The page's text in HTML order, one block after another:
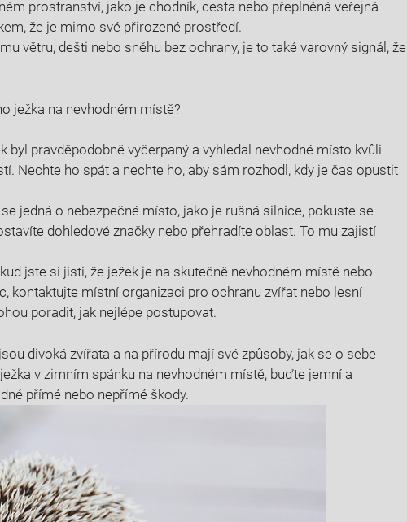
prostranství, jako je chodník, cesta nebo přeplněná veřejná
že je mimo své přirozené prostředí.
větru, dešti nebo sněhu bez ochrany, je to také varovný signál, že
ježka na nevhodném místě?
byl pravděpodobně vyčerpaný a vyhledal nevhodné místo kvůli
Nechte ho spát a nechte ho, aby sám rozhodl, kdy je čas opustit
jedná o nebezpečné místo, jako je rušná silnice, pokuste se
dohledové značky nebo přehradíte oblast. To mu zajistí
jste si jisti, že ježek je na skutečně nevhodném místě nebo
kontaktujte místní organizaci pro ochranu zvířat nebo lesní
poradit, jak nejlépe postupovat.
divoká zvířata a na přírodu mají své způsoby, jak se o sebe
v zimním spánku na nevhodném místě, buďte jemní a
přímé nebo nepřímé škody.